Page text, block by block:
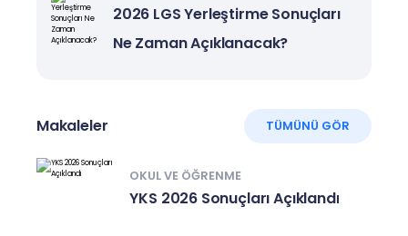
2026 LGS Yerleştirme Sonuçları
Ne Zaman Açıklanacak?
Makaleler TÜMÜNÜ GÖR
OKUL VE ÖĞRENME
YKS 2026 Sonuçları Açıklandı